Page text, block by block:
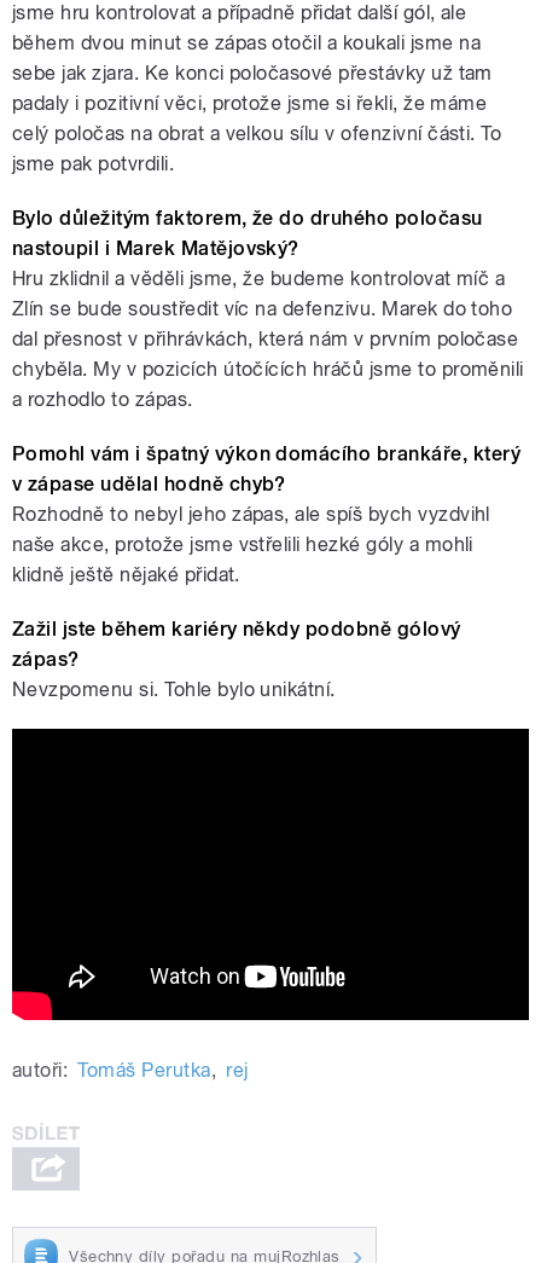
jsme hru kontrolovat a případně přidat další gól, ale
během dvou minut se zápas otočil a koukali jsme na
sebe jak zjara. Ke konci poločasové přestávky už tam
padaly i pozitivní věci, protože jsme si řekli, že máme
celý poločas na obrat a velkou sílu v ofenzivní části. To
jsme pak potvrdili.
Bylo důležitým faktorem, že do druhého poločasu
nastoupil i Marek Matějovský?
Hru zklidnil a věděli jsme, že budeme kontrolovat míč a
Zlín se bude soustředit víc na defenzivu. Marek do toho
dal přesnost v přihrávkách, která nám v prvním poločase
chyběla. My v pozicích útočících hráčů jsme to proměnili
a rozhodlo to zápas.
Pomohl vám i špatný výkon domácího brankáře, který
v zápase udělal hodně chyb?
Rozhodně to nebyl jeho zápas, ale spíš bych vyzdvihl
naše akce, protože jsme vstřelili hezké góly a mohli
klidně ještě nějaké přidat.
Zažil jste během kariéry někdy podobně gólový
zápas?
Nevzpomenu si. Tohle bylo unikátní.
autoři: Tomáš Perutka, rej
Všechny díly pořadu na mujRozhlas